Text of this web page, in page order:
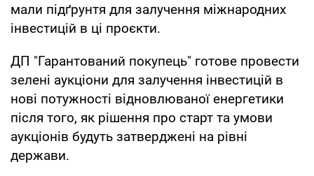
мали підґрунтя для залучення міжнародних
інвестицій в ці проєкти.
ДП "Гарантований покупець" готове провести
зелені аукціони для залучення інвестицій в
нові потужності відновлюваної енергетики
після того, як рішення про старт та умови
аукціонів будуть затверджені на рівні
держави.